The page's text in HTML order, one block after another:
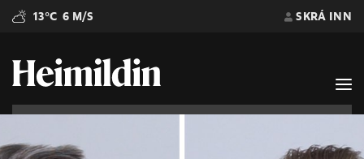
13°C 6 M/S SKRÁ INN